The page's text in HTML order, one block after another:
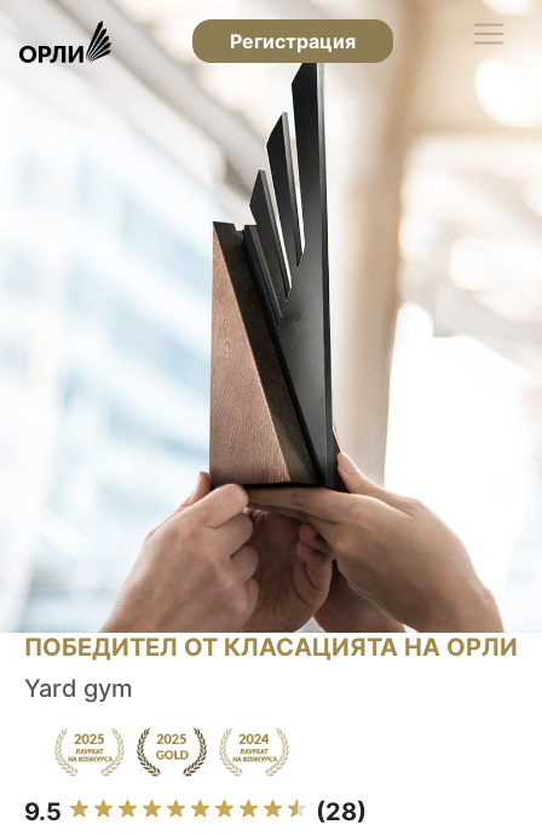
Регистрация
ПОБЕДИТЕЛ ОТ КЛАСАЦИЯТА НА ОРЛИ
Yard gym
9.5 (28)